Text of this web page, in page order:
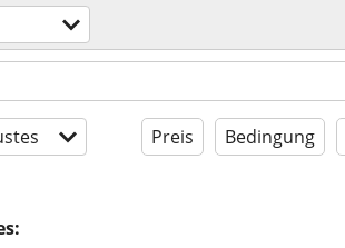
Preis Bedingung